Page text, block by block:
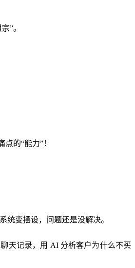
”。
的“能力”！
统变摆设，问题还是没解决。
天记录，用 AI 分析客户为什么不买